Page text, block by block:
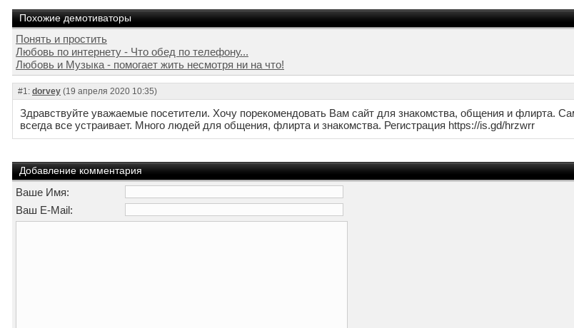
Похожие демотиваторы
Понять и простить
Любовь по интернету - Что обед по телефону...
Любовь и Музыка - помогает жить несмотря ни на что!
#1: dorvey (19 апреля 2020 10:35)
Здравствуйте уважаемые посетители. Хочу порекомендовать Вам сайт для знакомства, общения и флирта.
всегда все устраивает. Много людей для общения, флирта и знакомства. Регистрация https://is.gd/hrzwrr
Добавление комментария
Ваше Имя:
Ваш E-Mail: